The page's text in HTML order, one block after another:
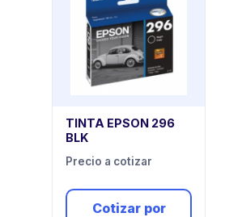
TINTA EPSON 296
BLK
Precio a cotizar
Cotizar por